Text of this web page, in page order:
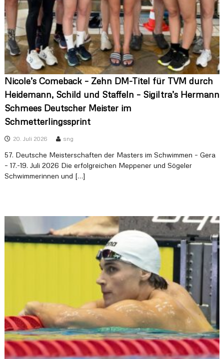
Nicole’s Comeback – Zehn DM-Titel für TVM durch
Heidemann, Schild und Staffeln – Sigiltra’s Hermann
Schmees Deutscher Meister im
Schmetterlingssprint
20. Juli 2026 sng
57. Deutsche Meisterschaften der Masters im Schwimmen – Gera
– 17.-19. Juli 2026 Die erfolgreichen Meppener und Sögeler
Schwimmerinnen und […]